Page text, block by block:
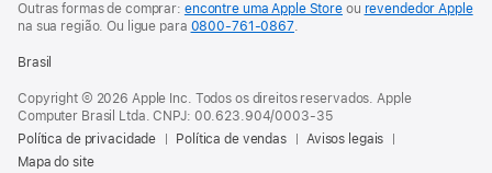
Outras formas de comprar: encontre uma Apple Store ou revendedor Apple
na sua região. Ou ligue para 0800-761-0867.
Brasil
Copyright © 2026 Apple Inc. Todos os direitos reservados. Apple
Computer Brasil Ltda. CNPJ: 00.623.904/0003-35
Política de privacidade
Política de vendas
Avisos legais
Mapa do site